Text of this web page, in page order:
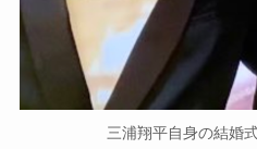
三浦翔平自身の結婚